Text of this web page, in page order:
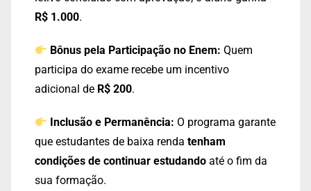
R$ 1.000.
Bônus pela Participação no Enem: Quem
participa do exame recebe um incentivo
adicional de R$ 200.
Inclusão e Permanência: O programa garante
que estudantes de baixa renda tenham
condições de continuar estudando até o fim da
sua formação.